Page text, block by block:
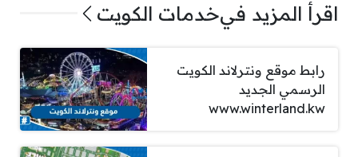
اقرأ المزيد فيخدمات الكويت
رابط موقع ونترلاند الكويت
الرسمي الجديد
www.winterland.kw